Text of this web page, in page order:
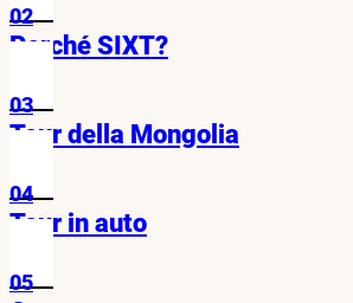
02
Perché SIXT?
03
Tour della Mongolia
04
Tour in auto
05